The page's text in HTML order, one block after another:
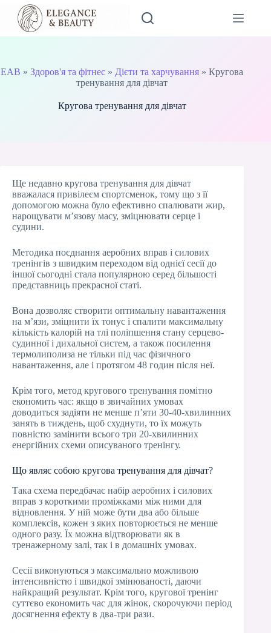
Перейти
вмісту
EAB »Здоров'я та фітнес » Дієти та харчування »Кругова
тренування для дівчат
Кругова тренування для дівчат
Ще недавно кругова тренування для дівчат
вважалася привілеєм спортсменок, тому що з її
допомогою можна було ефективно спалювати жир,
нарощувати м’язову масу, зміцнювати серце і
судини.
Методика поєднання аеробних вправ і силових
тренінгів з швидким переходом від однієї сесії до
іншої сьогодні стала популярною серед більшості
представниць прекрасної статі.
Вона дозволяє створити оптимальну навантаження
на м’язи, зміцнити їх тонус і спалити максимальну
кількість калорій на тлі поліпшення стану серцево-
судинної і дихальної систем, а також посилення
термолиполиза не тільки під час фізичного
навантаження, але і протягом 48 годин після неї.
Крім того, метод кругового тренування помітно
економить час: якщо в звичайних умовах
доводиться задіяти не менше п’яти 30-40-хвилинних
занять в тиждень, щоб схуднути, то їх можуть
повністю замінити всього три 20-хвилинних
енергійних схеми описуваного тренінгу.
Що являє собою кругова тренування для дівчат?
Така схема передбачає набір аеробних і силових
вправ з короткими проміжками між ними для
відновлення. У ній може бути два або більше
комплексів, кожен з яких повторюється не менше
одного разу. Їх можна відтворювати як в
тренажерному залі, так і в домашніх умовах.
Сесії виконуються з максимально можливою
інтенсивністю і швидкої змінюваності, даючи
найкращий результат. Крім того, кругової тренінг
суттєво економить час для жінок, скорочуючи період
досягнення ефекту в два-три рази.